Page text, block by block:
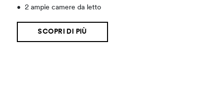
•
2 ampie camere da letto
SCOPRI DI PIÙ